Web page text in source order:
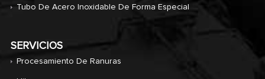
Tubo De Acero Inoxidable De Forma Especial
SERVICIOS
Procesamiento De Ranuras